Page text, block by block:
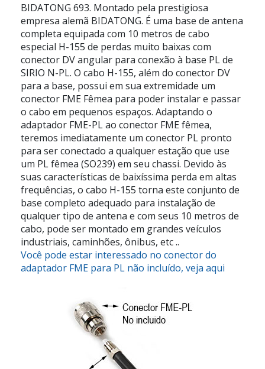
BIDATONG 693. Montado pela prestigiosa
empresa alemã BIDATONG. É uma base de antena
completa equipada com 10 metros de cabo
especial H-155 de perdas muito baixas com
conector DV angular para conexão à base PL de
SIRIO N-PL. O cabo H-155, além do conector DV
para a base, possui em sua extremidade um
conector FME Fêmea para poder instalar e passar
o cabo em pequenos espaços. Adaptando o
adaptador FME-PL ao conector FME fêmea,
teremos imediatamente um conector PL pronto
para ser conectado a qualquer estação que use
um PL fêmea (SO239) em seu chassi. Devido às
suas características de baixíssima perda em altas
frequências, o cabo H-155 torna este conjunto de
base completo adequado para instalação de
qualquer tipo de antena e com seus 10 metros de
cabo, pode ser montado em grandes veículos
industriais, caminhões, ônibus, etc ..
Você pode estar interessado no conector do
adaptador FME para PL não incluído, veja aqui